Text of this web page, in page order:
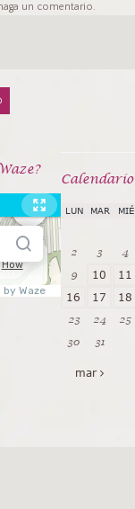
un comentario.
Calendarío
LUN MAR MIÉ
2 3 4
9 10 11
16 17 18
23
24 25
30
31
mar